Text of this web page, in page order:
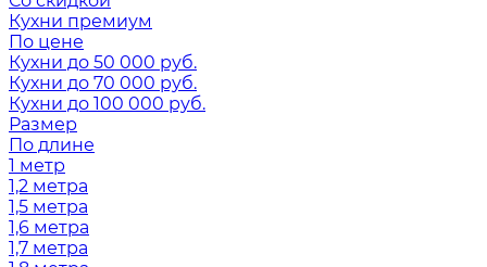
Кухни премиум
По цене
Кухни до 50 000 руб.
Кухни до 70 000 руб.
Кухни до 100 000 руб.
Размер
По длине
1 метр
1,2 метра
1,5 метра
1,6 метра
1,7 метра